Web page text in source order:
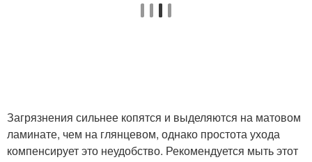
Загрязнения сильнее копятся и выделяются на матовом
ламинате, чем на глянцевом, однако простота ухода
компенсирует это неудобство. Рекомендуется мыть этот